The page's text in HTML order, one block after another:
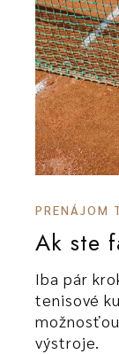
PRENÁJOM
Ak ste
Iba pár
tenisové
výstroje.